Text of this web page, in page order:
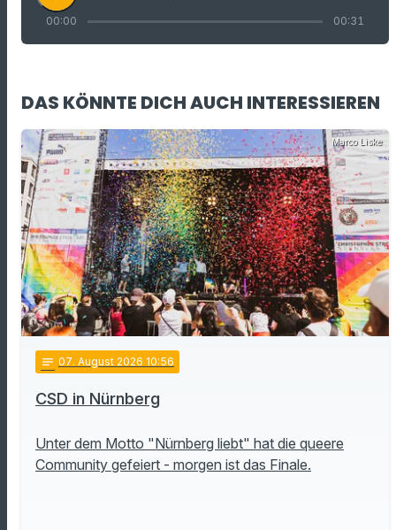
00:00 00:31
DAS KÖNNTE DICH AUCH INTERESSIEREN
Marco Liske
notes 07. August 2026 10:56
CSD in Nürnberg
Unter dem Motto "Nürnberg liebt" hat die queere
Community gefeiert - morgen ist das Finale.